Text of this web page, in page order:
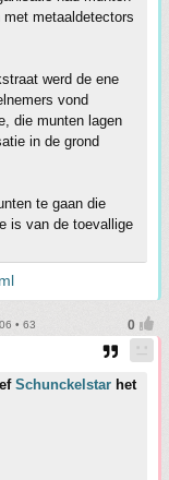
metaaldetectors
werd de ene
vond
die munten lagen
in de grond
te gaan die
is van de toevallige
• 63
Schunckelstar het